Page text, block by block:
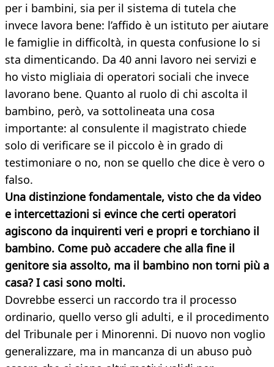
per i bambini, sia per il sistema di tutela che
invece lavora bene: l’affido è un istituto per aiutare
le famiglie in difficoltà, in questa confusione lo si
sta dimenticando. Da 40 anni lavoro nei servizi e
ho visto migliaia di operatori sociali che invece
lavorano bene. Quanto al ruolo di chi ascolta il
bambino, però, va sottolineata una cosa
importante: al consulente il magistrato chiede
solo di verificare se il piccolo è in grado di
testimoniare o no, non se quello che dice è vero o
falso.
Una distinzione fondamentale, visto che da video
e intercettazioni si evince che certi operatori
agiscono da inquirenti veri e propri e torchiano il
bambino. Come può accadere che alla fine il
genitore sia assolto, ma il bambino non torni più a
casa? I casi sono molti.
Dovrebbe esserci un raccordo tra il processo
ordinario, quello verso gli adulti, e il procedimento
del Tribunale per i Minorenni. Di nuovo non voglio
generalizzare, ma in mancanza di un abuso può